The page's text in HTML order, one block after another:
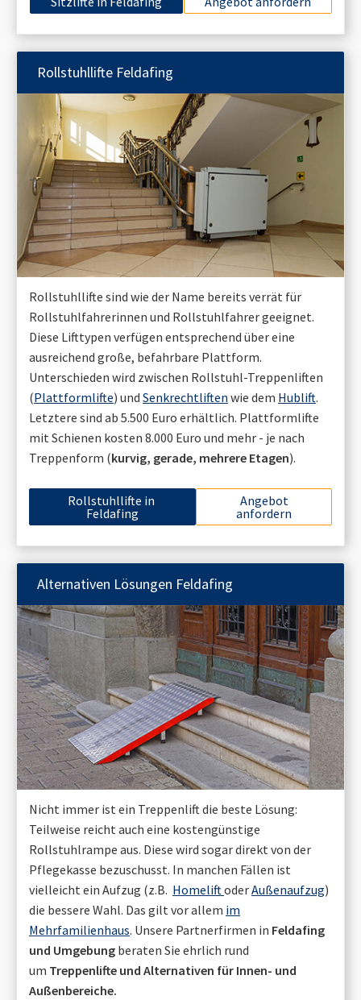
Rollstuhllifte Feldafing
Rollstuhllifte sind wie der Name bereits verrät für
Rollstuhlfahrerinnen und Rollstuhlfahrer geeignet.
Diese Lifttypen verfügen entsprechend über eine
ausreichend große, befahrbare Plattform.
Unterschieden wird zwischen Rollstuhl-Treppenliften
(Plattformlifte) und Senkrechtliften wie dem Hublift.
Letztere sind ab 5.500 Euro erhältlich. Plattformlifte
mit Schienen kosten 8.000 Euro und mehr - je nach
Treppenform (kurvig, gerade, mehrere Etagen).
Rollstuhllifte in
Feldafing
Angebot
anfordern
Alternativen Lösungen Feldafing
Nicht immer ist ein Treppenlift die beste Lösung:
Teilweise reicht auch eine kostengünstige
Rollstuhlrampe aus. Diese wird sogar direkt von der
Pflegekasse bezuschusst. In manchen Fällen ist
vielleicht ein Aufzug (z.B. HomeliftoderAußenaufzug)
die bessere Wahl. Das gilt vor allem im
Mehrfamilienhaus. Unsere Partnerfirmen in Feldafing
und Umgebung beraten Sie ehrlich rund
um Treppenlifte und Alternativen für Innen- und
Außenbereiche.